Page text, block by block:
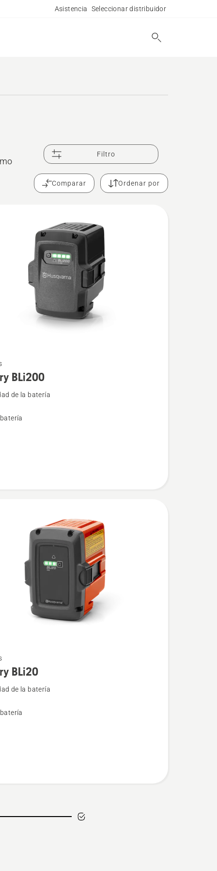
Asistencia Seleccionar distribuidor
Filtro
Comparar Ordenar por
BLi200
de la batería
BLi20
de la batería